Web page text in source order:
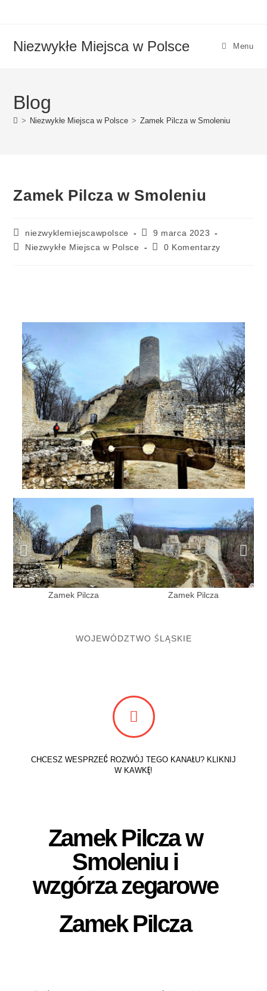
Niezwykłe Miejsca w Polsce Menu
Blog
> Niezwykłe Miejsca w Polsce > Zamek Pilcza w Smoleniu
Zamek Pilcza w Smoleniu
niezwyklemiejscawpolsce
9 marca 2023
Niezwykłe Miejsca w Polsce
0 Komentarzy
Zamek Pilcza Zamek Pilcza
WOJEWÓDZTWO ŚLĄSKIE
Zamek Pilcza w
Smoleniu i
wzgórza zegarowe
Zamek Pilcza
CHCESZ WESPRZEĆ ROZWÓJ TEGO KANAŁU? KLIKNIJ
W KAWKĘ!